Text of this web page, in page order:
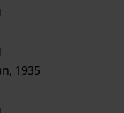
1935